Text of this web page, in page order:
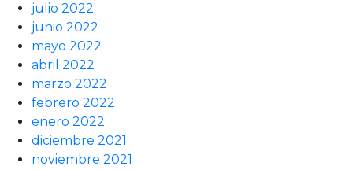
julio 2022
junio 2022
mayo 2022
abril 2022
marzo 2022
febrero 2022
enero 2022
diciembre 2021
noviembre 2021